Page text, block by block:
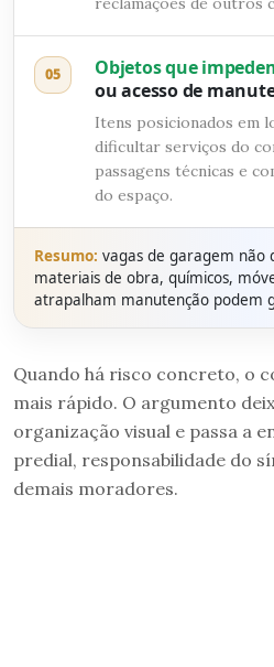
05 Objetos que
ou acesso de
Itens posicionados em
dificultar serviços do
passagens técnicas e
do espaço.
Resumo: vagas de garagem não
materiais de obra, químicos,
atrapalham manutenção podem
Quando há risco concreto, o
mais rápido. O argumento
organização visual e passa a
predial, responsabilidade do
demais moradores.